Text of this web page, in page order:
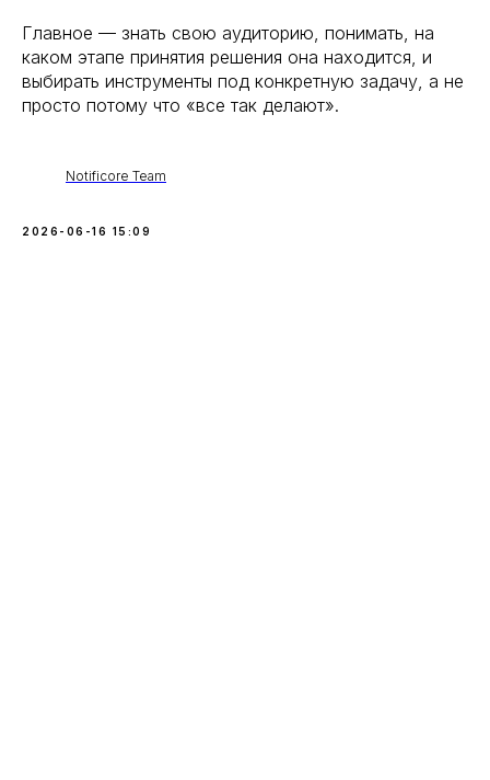
Главное — знать свою аудиторию, понимать, на
каком этапе принятия решения она находится, и
выбирать инструменты под конкретную задачу, а не
просто потому что «все так делают».
Notificore Team
2026-06-16 15:09